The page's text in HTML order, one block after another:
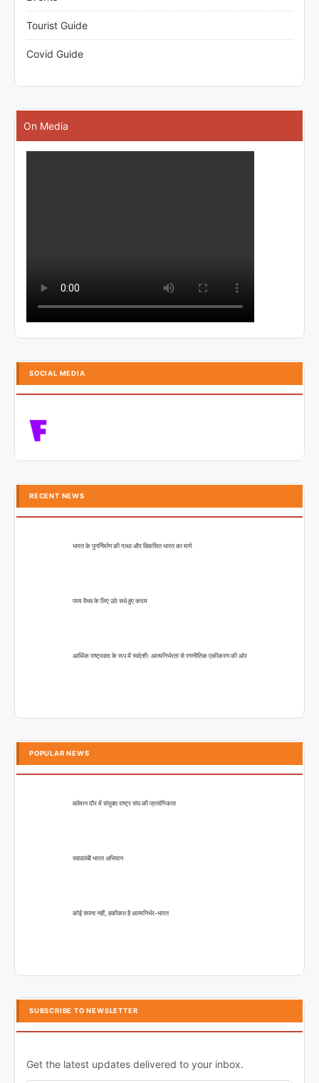
Tourist Guide
Covid Guide
On Media
SOCIAL MEDIA
RECENT NEWS
भारत के पुनर्निर्माण की गाथा और विकसित भारत का मार्ग
परम वैभव के लिए उठे सधे हुए कदम
आर्थिक राष्ट्रवाद के रूप में स्वदेशीः आत्मनिर्भरता से रणनीतिक एकीकरण की ओर
POPULAR NEWS
वर्तमान दौर में संयुक्त राष्ट्र संघ की प्रासंगिकता
स्वावलंबी भारत अभियान
कोई सपना नहीं, हकीकत है आत्मनिर्भर-भारत
SUBSCRIBE TO NEWSLETTER
Get the latest updates delivered to your inbox.